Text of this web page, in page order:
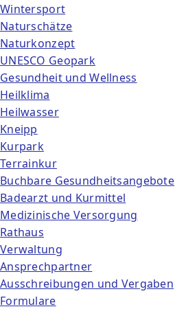
Wintersport
Naturschätze
Naturkonzept
UNESCO Geopark
Gesundheit und Wellness
Heilklima
Heilwasser
Kneipp
Kurpark
Terrainkur
Buchbare Gesundheitsangebote
Badearzt und Kurmittel
Medizinische Versorgung
Rathaus
Verwaltung
Ansprechpartner
Ausschreibungen und Vergaben
Formulare